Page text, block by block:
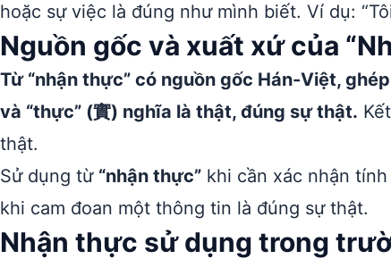
hoặc sự việc là đúng như mình biết. Ví dụ:
Nguồn gốc và xuất xứ của
Từ “nhận thực” có nguồn gốc Hán-Việt,
và “thực” (實) nghĩa là thật, đúng sự thật.
thật.
Sử dụng từ “nhận thực” khi cần xác nhận
khi cam đoan một thông tin là đúng sự thật.
Nhận thực sử dụng trong